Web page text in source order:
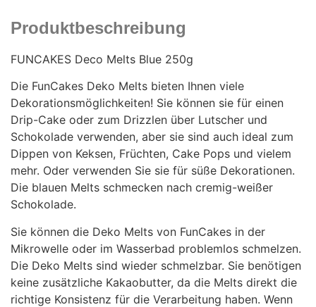
Produktbeschreibung
FUNCAKES Deco Melts Blue 250g
Die FunCakes Deko Melts bieten Ihnen viele
Dekorationsmöglichkeiten! Sie können sie für einen
Drip-Cake oder zum Drizzlen über Lutscher und
Schokolade verwenden, aber sie sind auch ideal zum
Dippen von Keksen, Früchten, Cake Pops und vielem
mehr. Oder verwenden Sie sie für süße Dekorationen.
Die blauen Melts schmecken nach cremig-weißer
Schokolade.
Sie können die Deko Melts von FunCakes in der
Mikrowelle oder im Wasserbad problemlos schmelzen.
Die Deko Melts sind wieder schmelzbar. Sie benötigen
keine zusätzliche Kakaobutter, da die Melts direkt die
richtige Konsistenz für die Verarbeitung haben. Wenn